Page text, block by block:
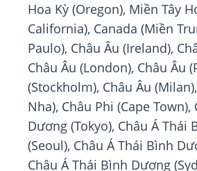
Hoa Kỳ (Oregon), Miền Tây
California), Canada (Miền
Paulo), Châu Âu (Ireland),
Châu Âu (London), Châu Âu
(Stockholm), Châu Âu
Nha), Châu Phi (Cape
Dương (Tokyo), Châu Á Thái
(Seoul), Châu Á Thái Bình
Châu Á Thái Bình Dương